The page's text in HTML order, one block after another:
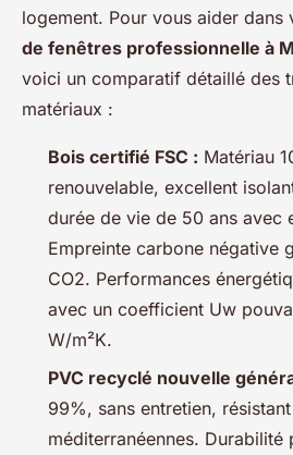
logement. Pour vous aider dans
de fenêtres professionnelle à
voici un comparatif détaillé des
matériaux :
Bois certifié FSC : Matériau
renouvelable, excellent
durée de vie de 50 ans avec
Empreinte carbone négative
CO2. Performances
avec un coefficient Uw
W/m²K.
PVC recyclé nouvelle
99%, sans entretien,
méditerranéennes. Durabilité